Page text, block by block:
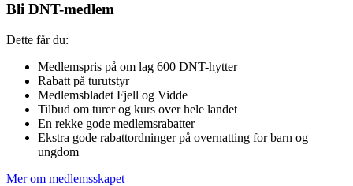
Bli DNT-medlem
Dette får du:
Medlemspris på om lag 600 DNT-hytter
Rabatt på turutstyr
Medlemsbladet Fjell og Vidde
Tilbud om turer og kurs over hele landet
En rekke gode medlemsrabatter
Ekstra gode rabattordninger på overnatting for barn og
ungdom
Mer om medlemsskapet